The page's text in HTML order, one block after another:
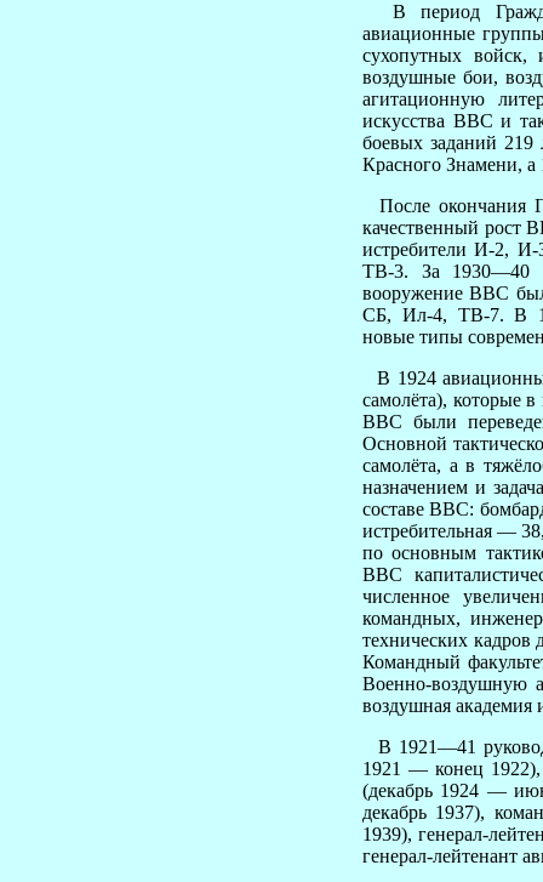
В период
авиационные
сухопутных
воздушные бои,
агитационную
искусства ВВС и
боевых заданий 219
Красного Знамени, а
После окончания
качественный рост
истребители И-2,
ТВ-3. За 1930—40
вооружение ВВС
СБ, Ил-4, ТВ-7. В
новые типы
В 1924
самолёта), которые
ВВС были
Основной
самолёта, а в
назначением и
составе ВВС:
истребительная —
по основным
ВВС
численное
командных,
технических
Командный
Военно-воздушную
воздушная
В 1921—41
1921 — конец
(декабрь 1924 —
декабрь 1937),
1939), генерал-
генерал-лейтенант